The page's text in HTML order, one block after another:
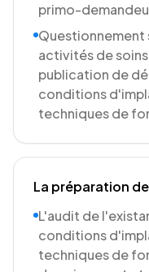
primo-
Questionnement
activités de
publication de
conditions
techniques de
La préparation
L'audit de
conditions
techniques de